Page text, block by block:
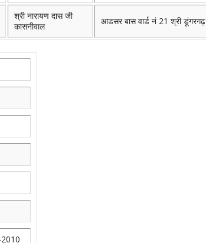
श्री नारायण दास जी
कासनीवाल
आडसर बास वार्ड नं 21 श्री डूंगरगढ़